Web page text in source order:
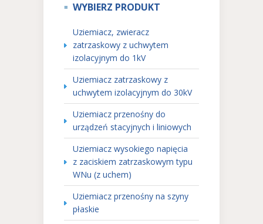
WYBIERZ PRODUKT
Uziemiacz, zwieracz
zatrzaskowy z uchwytem
izolacyjnym do 1kV
Uziemiacz zatrzaskowy z
uchwytem izolacyjnym do 30kV
Uziemiacz przenośny do
urządzeń stacyjnych i liniowych
Uziemiacz wysokiego napięcia
z zaciskiem zatrzaskowym typu
WNu (z uchem)
Uziemiacz przenośny na szyny
płaskie